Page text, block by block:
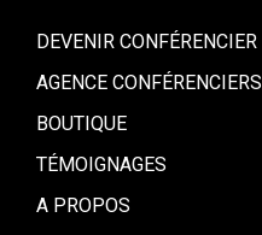
DEVENIR CONFÉRENCIER
AGENCE CONFÉRENCIERS
BOUTIQUE
TÉMOIGNAGES
A PROPOS